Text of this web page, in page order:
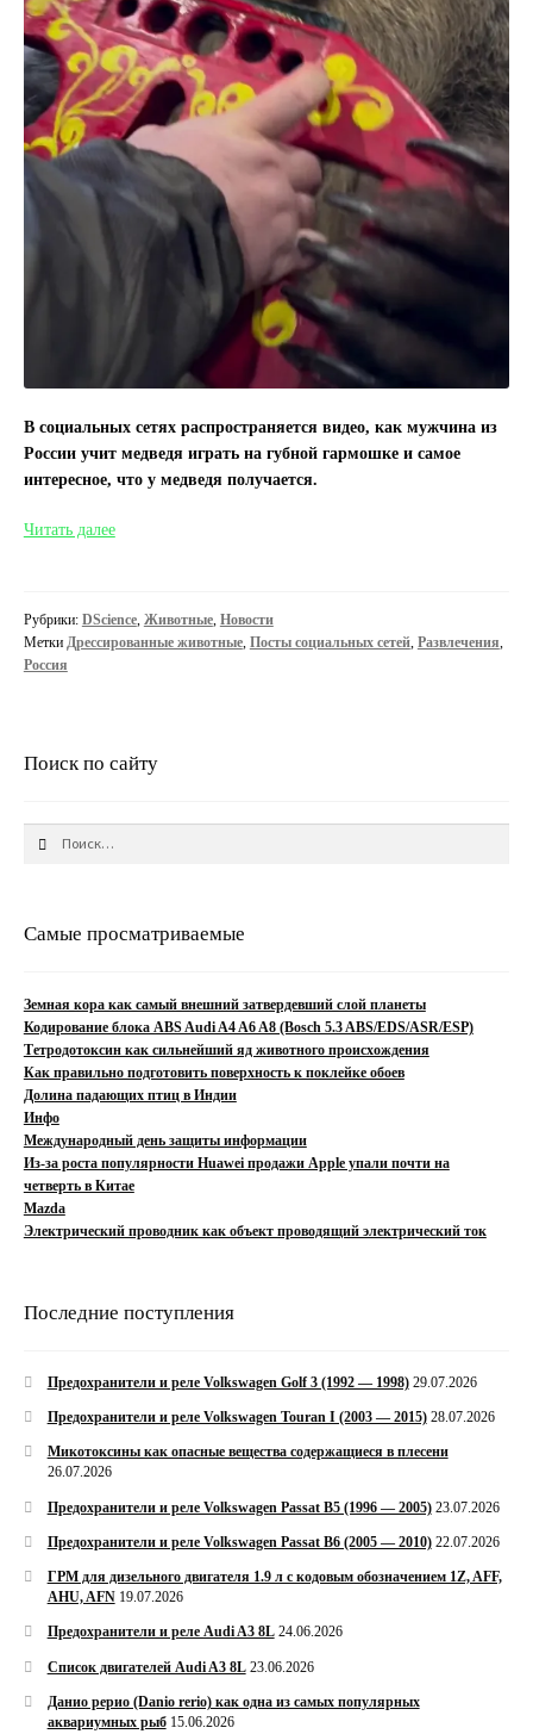
В социальных сетях распространяется видео, как мужчина из
России учит медведя играть на губной гармошке и самое
интересное, что у медведя получается.
Читать далееМужчина
Рубрики: DScience, Животные, Новости
Метки Дрессированные животные, Посты социальных сетей, Развлечения
Россия
Поиск по сайту
Самые просматриваемые
Земная кора как самый внешний затвердевший слой планеты
Кодирование блока ABS Audi A4 A6 A8 (Bosch 5.3 ABS/EDS/ASR/ESP)
Тетродотоксин как сильнейший яд животного происхождения
Как правильно подготовить поверхность к поклейке обоев
Долина падающих птиц в Индии
Инфо
Международный день защиты информации
Из-за роста популярности Huawei продажи Apple упали почти на
четверть в Китае
Mazda
Электрический проводник как объект проводящий электрический ток
Последние поступления
Предохранители и реле Volkswagen Golf 3 (1992 — 1998) 29.07.2026
Предохранители и реле Volkswagen Touran I (2003 — 2015) 28.07.2026
Микотоксины как опасные вещества содержащиеся в плесени
26.07.2026
Предохранители и реле Volkswagen Passat B5 (1996 — 2005) 23.07.2026
Предохранители и реле Volkswagen Passat B6 (2005 — 2010) 22.07.2026
ГРМ для дизельного двигателя 1.9 л с кодовым обозначением 1Z, AFF,
AHU, AFN 19.07.2026
Предохранители и реле Audi A3 8L 24.06.2026
Список двигателей Audi A3 8L 23.06.2026
Данио рерио (Danio rerio) как одна из самых популярных
аквариумных рыб 15.06.2026